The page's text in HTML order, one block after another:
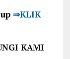
⇒KLIK
KAMI